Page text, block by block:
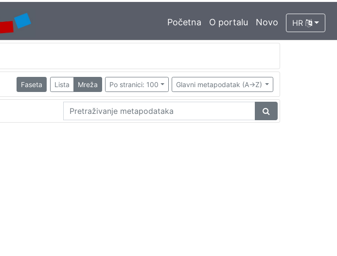
Početna O portalu Novo HR
Faseta Lista Mreža Po stranici: 100 Glavni metapodatak (A->Z)